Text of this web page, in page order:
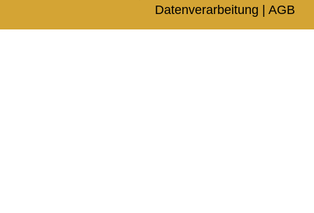
Datenverarbeitung |AGB